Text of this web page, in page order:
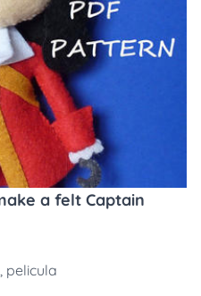
a felt Captain
, pelicula